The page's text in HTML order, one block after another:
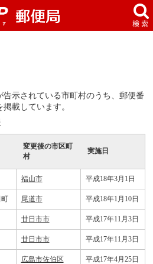
示されている市町村のうち、郵便番
載しています。
変更後の市区町
村
実施日
福山市 平成18年3月1日
尾道市 平成18年1月10日
廿日市市 平成17年11月3日
廿日市市 平成17年11月3日
広島市佐伯区 平成17年4月25日